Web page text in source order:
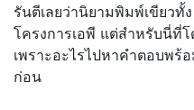
รันตีเลยว่านิยามพิมพ์เขียว
โครงการเอพี แต่สำหรับนี่ที่
เพราะอะไรไปหาคำตอบพ
ก่อน